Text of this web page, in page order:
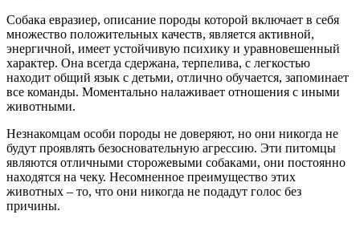
Собака евразиер, описание породы которой включает в себя
множество положительных качеств, является активной,
энергичной, имеет устойчивую психику и уравновешенный
характер. Она всегда сдержана, терпелива, с легкостью
находит общий язык с детьми, отлично обучается, запоминает
все команды. Моментально налаживает отношения с иными
животными.
Незнакомцам особи породы не доверяют, но они никогда не
будут проявлять безосновательную агрессию. Эти питомцы
являются отличными сторожевыми собаками, они постоянно
находятся на чеку. Несомненное преимущество этих
животных – то, что они никогда не подадут голос без
причины.